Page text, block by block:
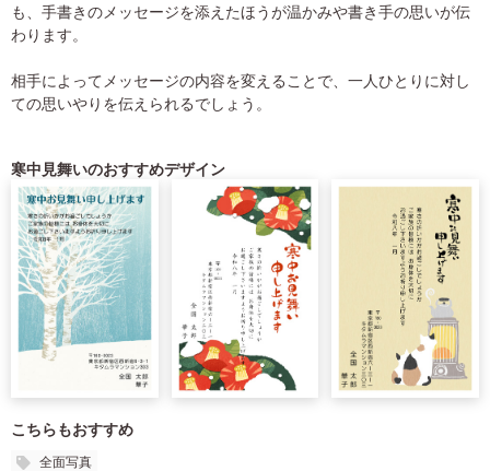
も、手書きのメッセージを添えたほうが温かみや書き手の思いが伝
わります。
相手によってメッセージの内容を変えることで、一人ひとりに対し
ての思いやりを伝えられるでしょう。
寒中見舞いのおすすめデザイン
こちらもおすすめ
全面写真